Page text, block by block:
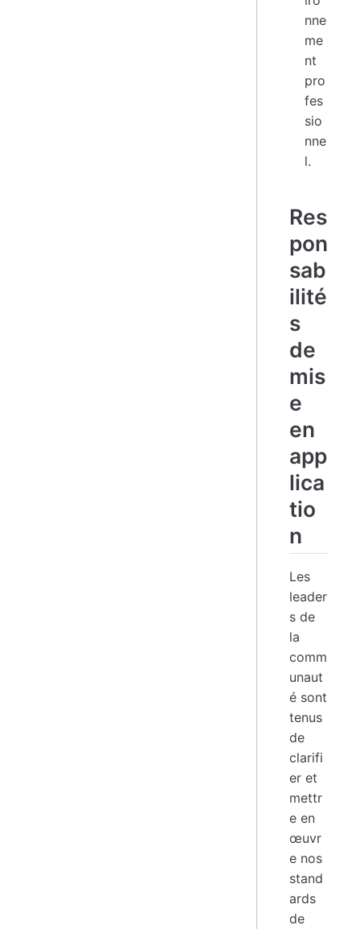
nne
me
nt
pro
fes
sio
nne
l.
Res
pon
sab
ilité
s
de
mis
e
en
app
lica
tio
n
Les
leader
s de
la
comm
unaut
é sont
tenus
de
clarifi
er et
mettr
e en
œuvr
e nos
stand
ards
de